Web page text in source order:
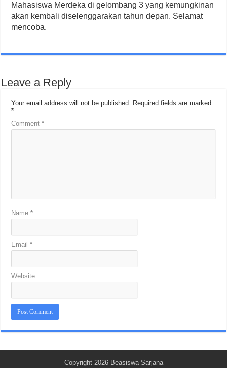
Mahasiswa Merdeka di gelombang 3 yang kemungkinan
akan kembali diselenggarakan tahun depan. Selamat
mencoba.
Leave a Reply
Your email address will not be published. Required fields are marked
*
Comment*
Name*
Email*
Website
Copyright 2026 Beasiswa Sarjana